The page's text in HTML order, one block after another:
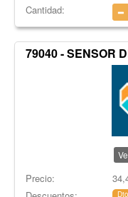
Cantidad:
79040 - SENSOR
Precio: